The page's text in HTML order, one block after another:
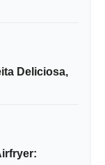
Deliciosa,